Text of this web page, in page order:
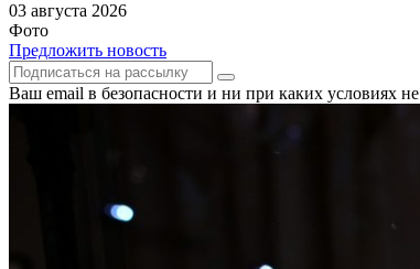
03 августа 2026
Фото
Предложить новость
Ваш email в безопасности и ни при каких условиях